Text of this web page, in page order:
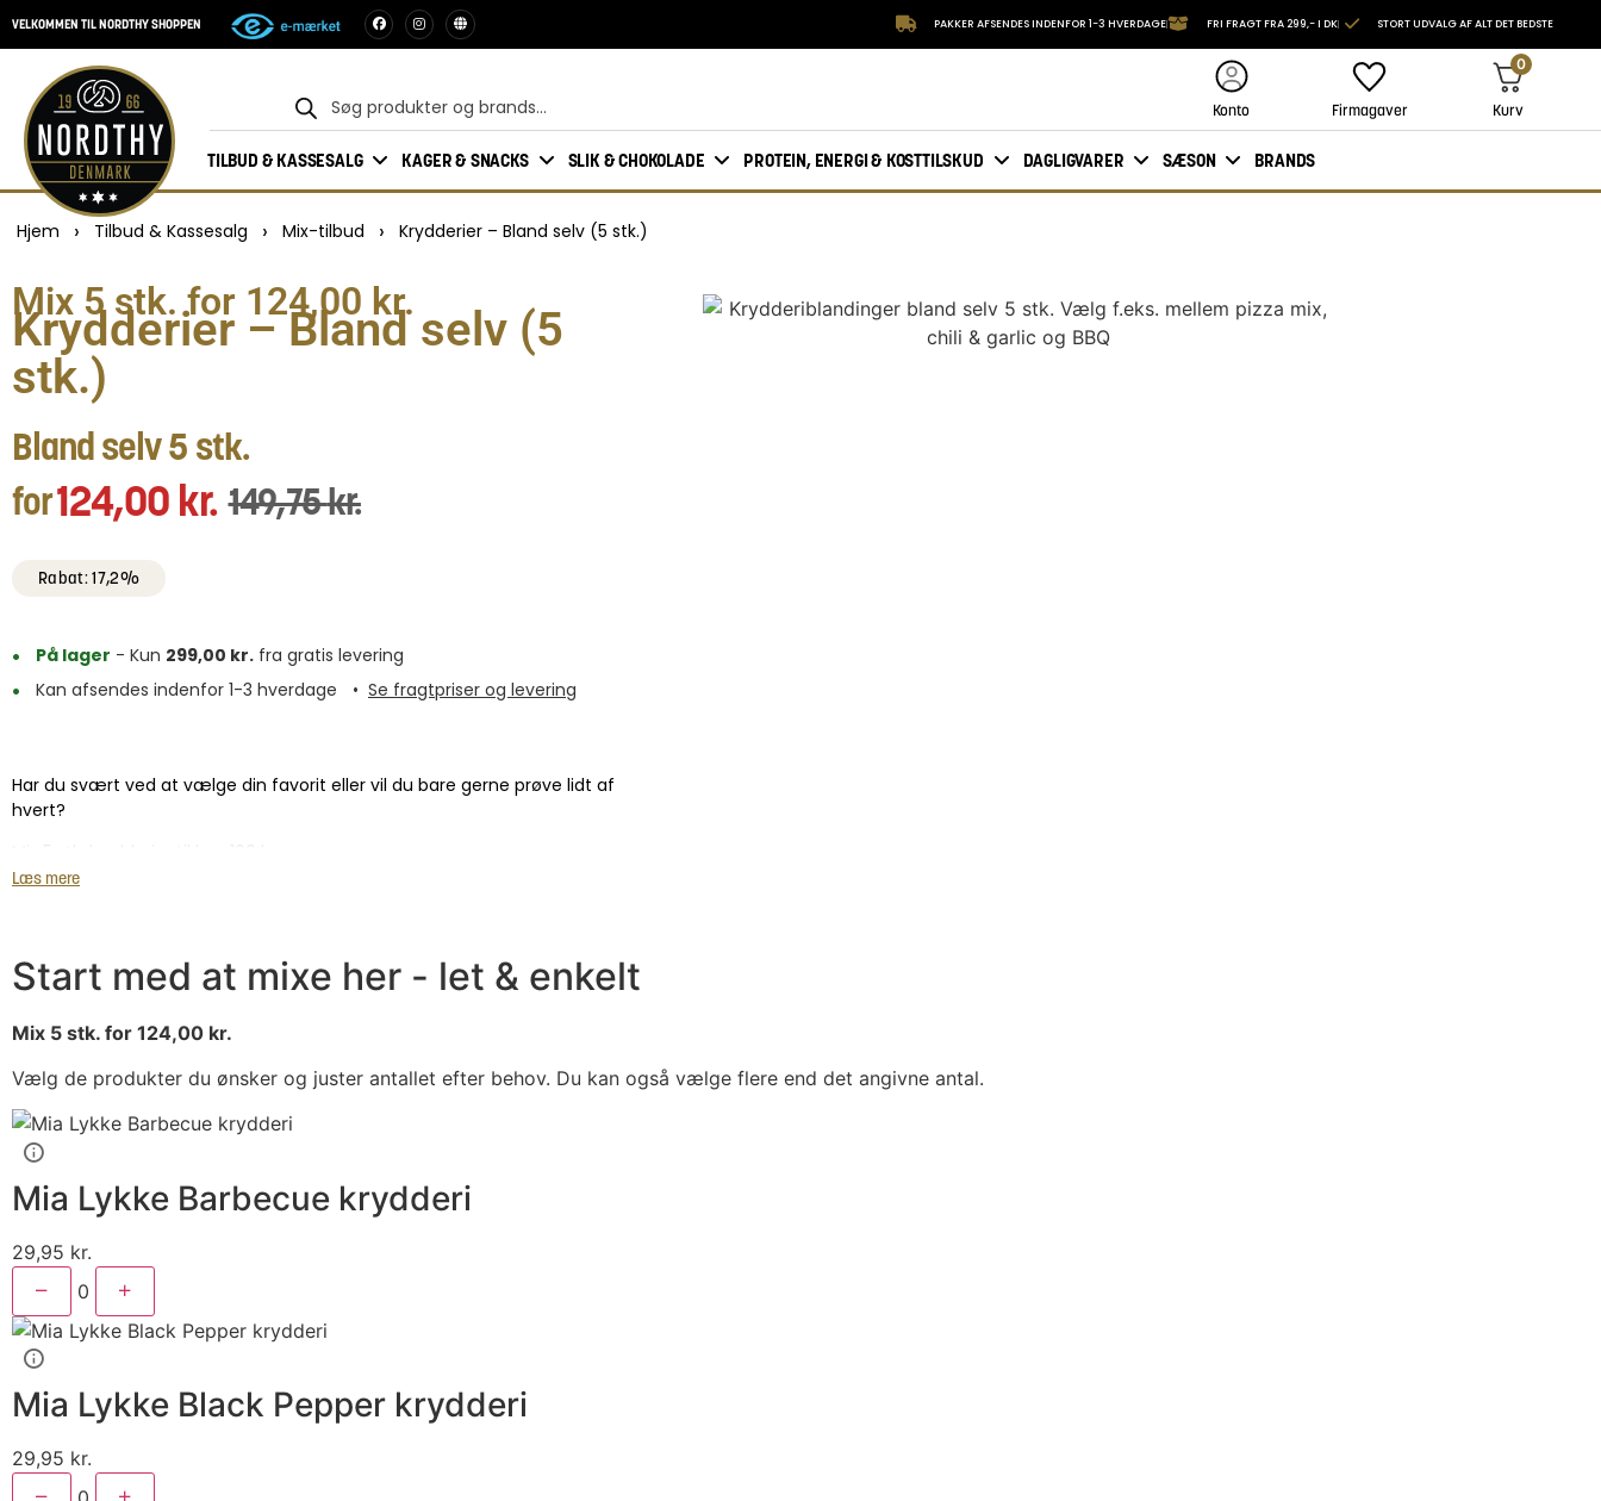
VELKOMMEN TIL NORDTHY SHOPPEN PAKKER AFSENDES INDENFOR 1-3 HVERDAGE FRI FRAGT FRA 299,- I DK STORT UDVALG AF ALT DET BEDSTE
Konto Firmagaver
0
Kurv
TILBUD & KASSESALG KAGER & SNACKS SLIK & CHOKOLADE PROTEIN, ENERGI & KOSTTILSKUD DAGLIGVARER SÆSON BRANDS
Hjem › Tilbud & Kassesalg › Mix-tilbud › Krydderier – Bland selv (5 stk.)
Mix 5 stk. for 124,00 kr.
Krydderier – Bland selv (5
stk.)
Bland selv 5 stk.
for124,00 kr. 149,75kr.
Rabat: 17,2%
På lager - Kun 299,00 kr. fra gratis levering
Kan afsendes indenfor 1-3 hverdage
• Se fragtpriser og levering
Har du svært ved at vælge din favorit eller vil du bare gerne prøve lidt af
hvert?
Læs mere
Start med at mixe her - let & enkelt
Mix 5 stk. for 124,00 kr.
Vælg de produkter du ønsker og juster antallet efter behov. Du kan også vælge flere end det angivne antal.
Mia Lykke Barbecue krydderi
29,95 kr.
0
Mia Lykke Black Pepper krydderi
29,95 kr.